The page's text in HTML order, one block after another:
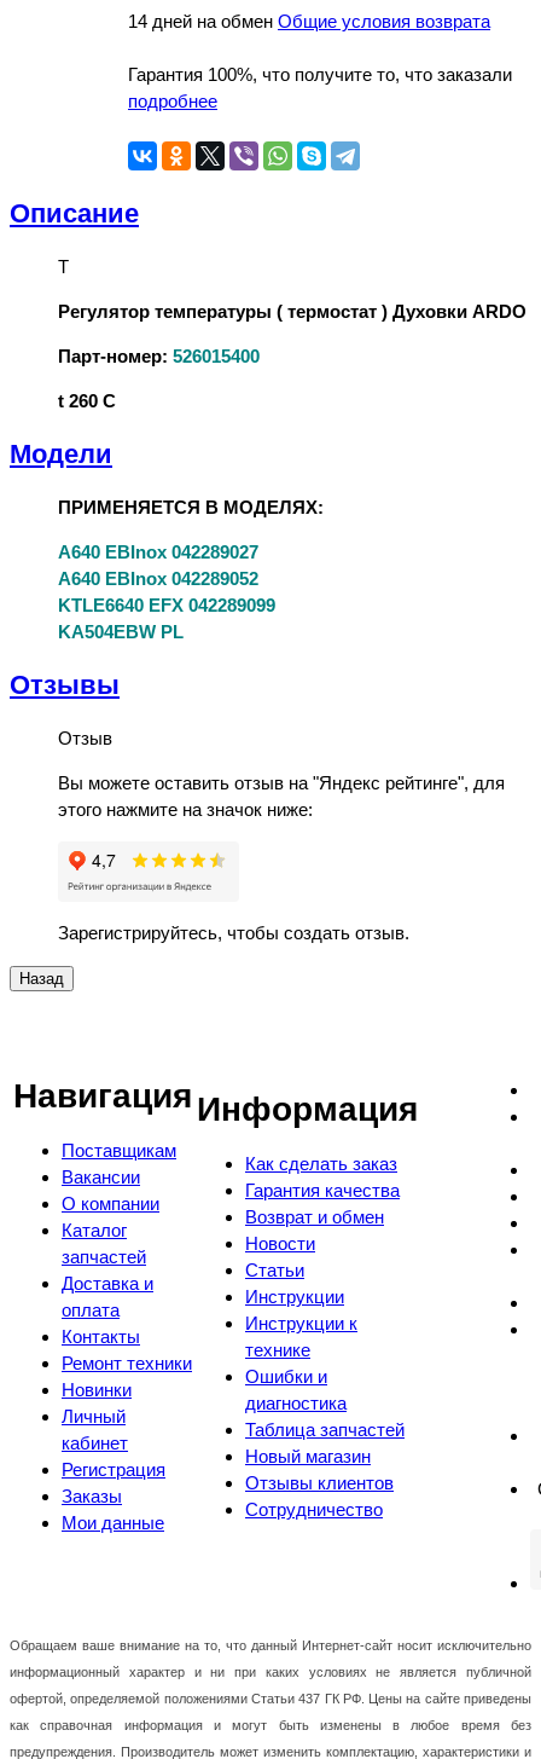
14 дней на обмен Общие условия возврата
Гарантия 100%, что получите то, что заказали
подробнее
Описание
Т
Регулятор температуры ( термостат ) Духовки ARDO
Парт-номер: 526015400
t 260 C
Модели
ПРИМЕНЯЕТСЯ В МОДЕЛЯХ:
A640 EBInox 042289027
A640 EBInox 042289052
KTLE6640 EFX 042289099
KA504EBW PL
Отзывы
Отзыв
Вы можете оставить отзыв на "Яндекс рейтинге", для
этого нажмите на значок ниже:
Зарегистрируйтесь, чтобы создать отзыв.
Навигация
Поставщикам
Вакансии
О компании
Каталог
запчастей
Доставка и
оплата
Контакты
Ремонт техники
Новинки
Личный
кабинет
Регистрация
Заказы
Мои данные
Информация
Как сделать заказ
Гарантия качества
Возврат и обмен
Новости
Статьи
Инструкции
Инструкции к
технике
Ошибки и
диагностика
Таблица запчастей
Новый магазин
Отзывы клиентов
Сотрудничество
Обращаем ваше внимание на то, что данный Интернет-сайт носит исключительно
информационный характер и ни при каких условиях не является публичной
офертой, определяемой положениями Статьи 437 ГК РФ. Цены на сайте приведены
как справочная информация и могут быть изменены в любое время без
предупреждения. Производитель может изменить комплектацию, характеристики и